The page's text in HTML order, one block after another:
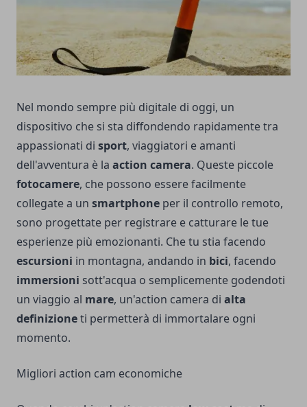
Nel mondo sempre più digitale di oggi, un
dispositivo che si sta diffondendo rapidamente tra
appassionati di sport, viaggiatori e amanti
dell'avventura è la action camera. Queste piccole
fotocamere, che possono essere facilmente
collegate a un smartphone per il controllo remoto,
sono progettate per registrare e catturare le tue
esperienze più emozionanti. Che tu stia facendo
escursioni in montagna, andando in bici, facendo
immersioni sott'acqua o semplicemente godendoti
un viaggio al mare, un'action camera di alta
definizioneti permetterà di immortalare ogni
momento.
Migliori action cam economiche